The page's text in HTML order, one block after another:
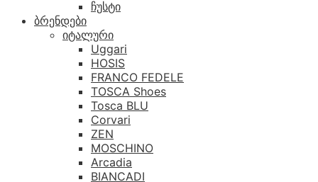
ჩუსტი
ბრენდები
იტალური
Uggari
HOSIS
FRANCO FEDELE
TOSCA Shoes
Tosca BLU
Corvari
ZEN
MOSCHINO
Arcadia
BIANCADI